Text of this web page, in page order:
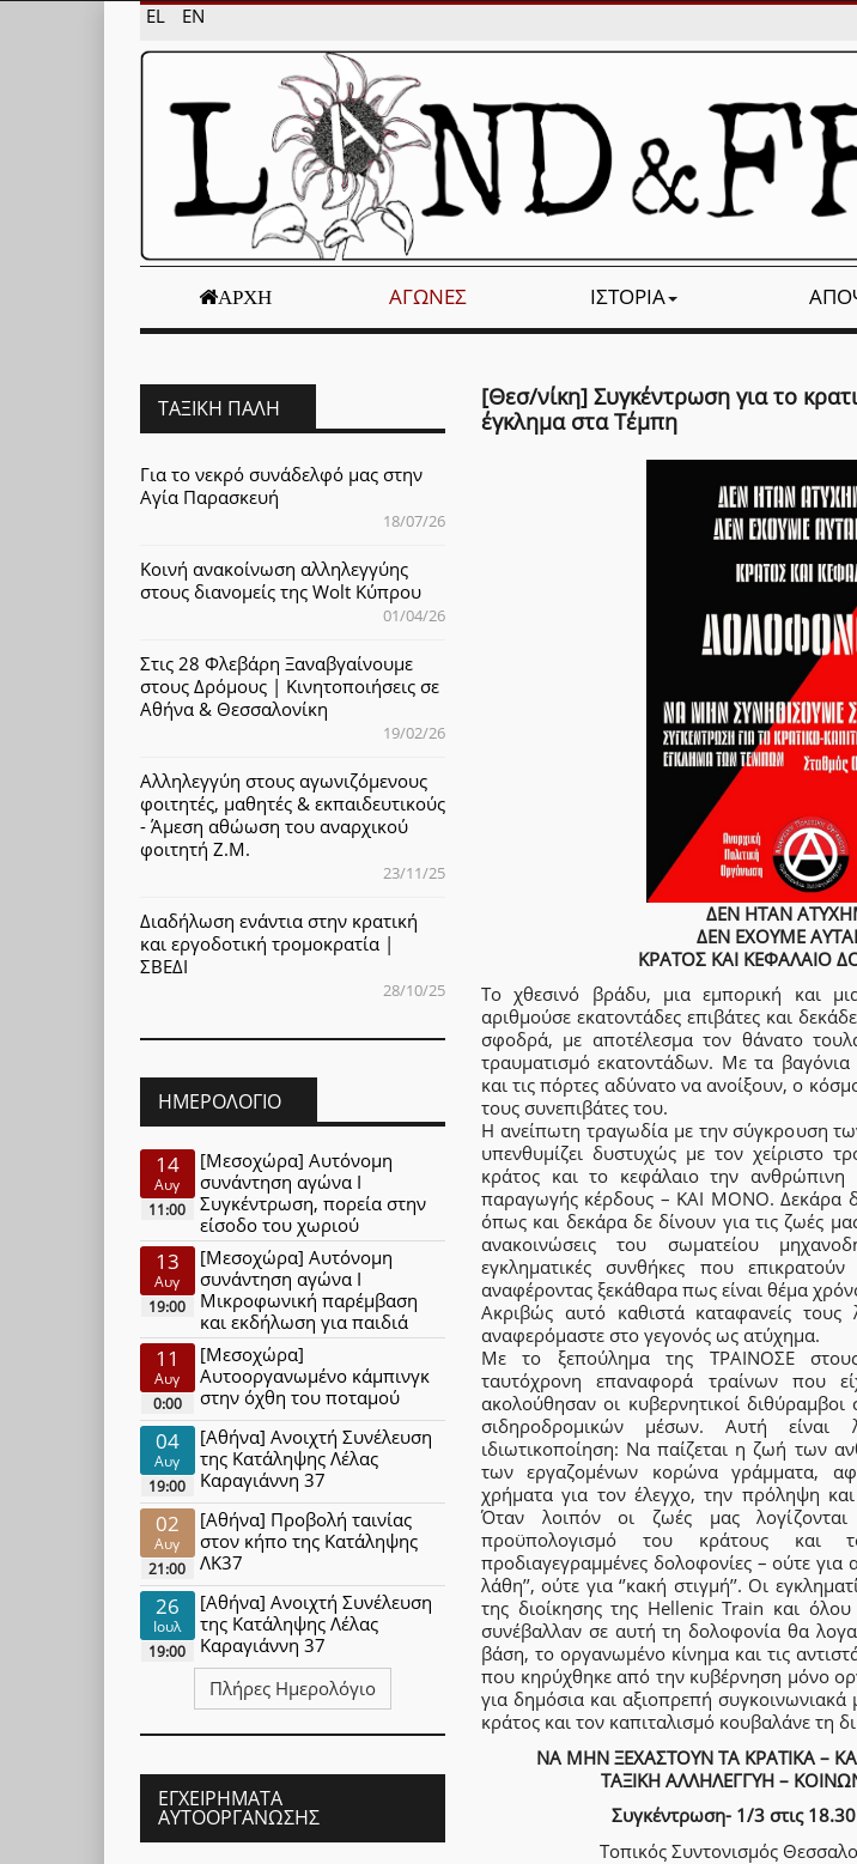
EL EN
ΑΡΧΉ ΑΓΏΝΕΣ ΙΣΤΟΡΊΑ
[Θεσ/νίκη] Συγκέντρωση για το
έγκλημα στα Τέμπη
ΔΕΝ ΗΤΑΝ
ΔΕΝ ΕΧΟΥΜΕ
ΚΡΑΤΟΣ ΚΑΙ ΚΕΦΑΛΑΙΟ
Το χθεσινό βράδυ, μια εμπορική και
αριθμούσε εκατοντάδες επιβάτες και
σφοδρά, με αποτέλεσμα τον θάνατο
τραυματισμό εκατοντάδων. Με τα
και τις πόρτες αδύνατο να ανοίξουν, ο
τους συνεπιβάτες του.
Η ανείπωτη τραγωδία με την σύγκρουση
υπενθυμίζει δυστυχώς με τον χείριστο
κράτος και το κεφάλαιο την
παραγωγής κέρδους – ΚΑΙ ΜΟΝΟ. Δεκάρα
όπως και δεκάρα δε δίνουν για τις ζωές
ανακοινώσεις του σωματείου
εγκληματικές συνθήκες που
αναφέροντας ξεκάθαρα πως είναι θέμα
Ακριβώς αυτό καθιστά καταφανείς
αναφερόμαστε στο γεγονός ως ατύχημα.
Με το ξεπούλημα της ΤΡΑΙΝΟΣΕ
ταυτόχρονη επαναφορά τραίνων που
ακολούθησαν οι κυβερνητικοί
σιδηροδρομικών μέσων. Αυτή
ιδιωτικοποίηση: Να παίζεται η ζωή των
των εργαζομένων κορώνα γράμματα,
χρήματα για τον έλεγχο, την πρόληψη
Όταν λοιπόν οι ζωές μας
προϋπολογισμό του κράτους και
προδιαγεγραμμένες δολοφονίες – ούτε για
λάθη’’, ούτε για ‘’κακή στιγμή’’. Οι
της διοίκησης της Hellenic Train και
συνέβαλλαν σε αυτή τη δολοφονία θα
βάση, το οργανωμένο κίνημα και τις
που κηρύχθηκε από την κυβέρνηση μόνο
για δημόσια και αξιοπρεπή συγκοινωνιακά
κράτος και τον καπιταλισμό κουβαλάνε τη
ΝΑ ΜΗΝ ΞΕΧΑΣΤΟΥΝ ΤΑ ΚΡΑΤΙΚΑ –
ΤΑΞΙΚΗ ΑΛΛΗΛΕΓΓΥΗ –
Συγκέντρωση- 1/3 στις
Τοπικός Συντονισμός
ΤΑΞΙΚΉ ΠΆΛΗ
Για το νεκρό συνάδελφό μας στην
Αγία Παρασκευή
18/07/26
Κοινή ανακοίνωση αλληλεγγύης
στους διανομείς της Wolt Κύπρου
01/04/26
Στις 28 Φλεβάρη Ξαναβγαίνουμε
στους Δρόμους | Κινητοποιήσεις σε
Αθήνα & Θεσσαλονίκη
19/02/26
Αλληλεγγύη στους αγωνιζόμενους
φοιτητές, μαθητές & εκπαιδευτικούς
- Άμεση αθώωση του αναρχικού
φοιτητή Ζ.Μ.
23/11/25
Διαδήλωση ενάντια στην κρατική
και εργοδοτική τρομοκρατία |
ΣΒΕΔΙ
28/10/25
ΗΜΕΡΟΛΌΓΙΟ
14
Αυγ
11:00
[Μεσοχώρα] Αυτόνομη
συνάντηση αγώνα Ι
Συγκέντρωση, πορεία στην
είσοδο του χωριού
13
Αυγ
19:00
[Μεσοχώρα] Αυτόνομη
συνάντηση αγώνα Ι
Μικροφωνική παρέμβαση
και εκδήλωση για παιδιά
11
Αυγ
0:00
[Μεσοχώρα]
Αυτοοργανωμένο κάμπινγκ
στην όχθη του ποταμού
04
Αυγ
19:00
[Αθήνα] Ανοιχτή Συνέλευση
της Κατάληψης Λέλας
Καραγιάννη 37
02
Αυγ
21:00
[Αθήνα] Προβολή ταινίας
στον κήπο της Κατάληψης
ΛΚ37
26
Ιουλ
19:00
[Αθήνα] Ανοιχτή Συνέλευση
της Κατάληψης Λέλας
Καραγιάννη 37
Πλήρες Ημερολόγιο
ΕΓΧΕΙΡΉΜΑΤΑ
ΑΥΤΟΟΡΓΆΝΩΣΗΣ